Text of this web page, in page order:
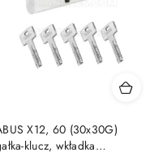
X12, 60 (30x30G)
klucz, wkładka